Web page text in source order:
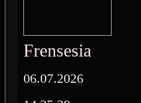
Frensesia
06.07.2026